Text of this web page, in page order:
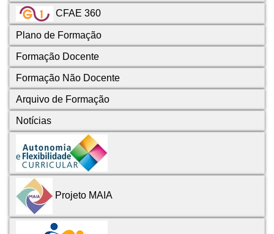
CFAE 360
Plano de Formação
Formação Docente
Formação Não Docente
Arquivo de Formação
Notícias
Projeto MAIA